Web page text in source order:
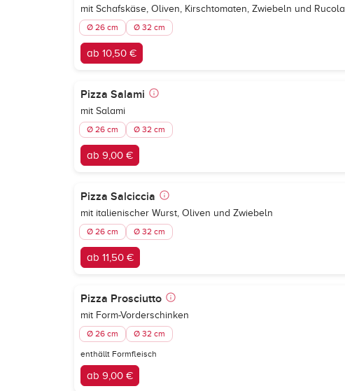
mit Schafskäse, Oliven, Kirschtomaten, Zwiebeln und Rucola
Ø 26 cm Ø 32 cm
ab 10,50 €
Pizza Salami
mit Salami
Ø 26 cm Ø 32 cm
ab 9,00 €
Pizza Salciccia
mit italienischer Wurst, Oliven und Zwiebeln
Ø 26 cm Ø 32 cm
ab 11,50 €
Pizza Prosciutto
mit Form-Vorderschinken
Ø 26 cm Ø 32 cm
enthällt Formfleisch
ab 9,00 €